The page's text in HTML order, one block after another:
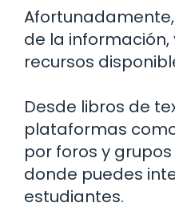
de la información,
recursos
Desde libros de
plataformas
por foros y
donde puedes
estudiantes.